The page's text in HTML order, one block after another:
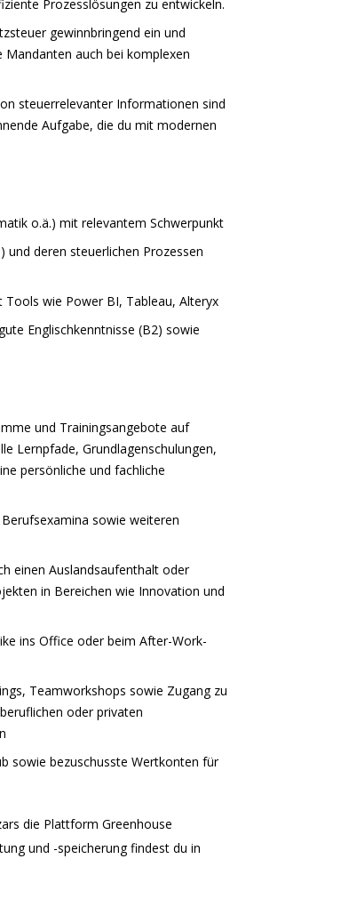
Prozesslösungen zu entwickeln.
gewinnbringend ein und
auch bei komplexen
steuerrelevanter Informationen sind
Aufgabe, die du mit modernen
o.ä.) mit relevantem Schwerpunkt
und deren steuerlichen Prozessen
wie Power BI, Tableau, Alteryx
Englischkenntnisse (B2) sowie
und Trainingsangebote auf
Lernpfade, Grundlagenschulungen,
persönliche und fachliche
sowie weiteren
einen Auslandsaufenthalt oder
in Bereichen wie Innovation und
ins Office oder beim After-Work-
Teamworkshops sowie Zugang zu
oder privaten
sowie bezuschusste Wertkonten für
die Plattform Greenhouse
und -speicherung findest du in